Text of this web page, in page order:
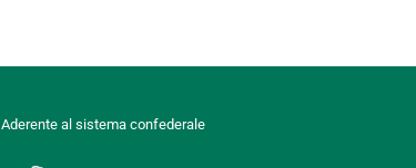
Aderente al sistema confederale